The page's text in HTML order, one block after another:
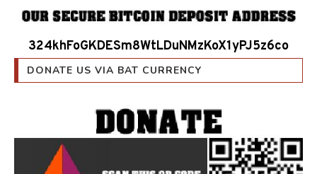
DONATE US VIA BAT CURRENCY